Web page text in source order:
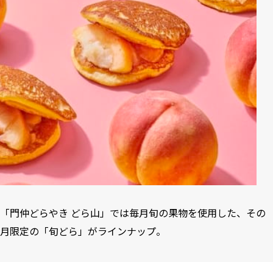
「門仲どらやき どら山」では毎月旬の果物を使用した、その
月限定の「旬どら」がラインナップ。